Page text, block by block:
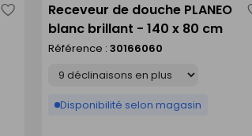
Enregistrer
comme
Receveur de douche PLANEO
blanc brillant - 140 x 80 cm
Référence : 30166060
Disponibilité selon magasin